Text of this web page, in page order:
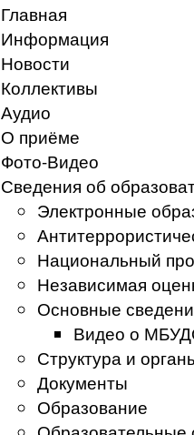
Главная
Информация
Новости
Коллективы
Аудио
О приёме
Фото-Видео
Сведения об
Электронные
Национальный
Независимая
Основные
Видео о
Структура и
Документы
Образование